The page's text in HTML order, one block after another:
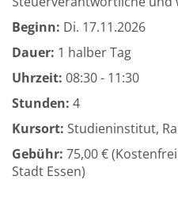
Beginn: Di. 17.11.2026
Dauer: 1 halber Tag
Uhrzeit: 08:30 - 11:30
Stunden: 4
Kursort: Studieninstitut,
Gebühr: 75,00 €
Stadt Essen)